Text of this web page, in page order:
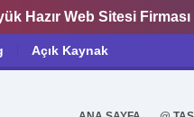
Hazır Web Sitesi
Açık Kaynak